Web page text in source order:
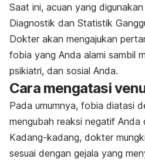
Saat ini, acuan yang
Diagnostik dan Statistik
Dokter akan mengajukan
fobia yang Anda alami sambil
psikiatri, dan sosial Anda.
Cara mengatasi
Pada umumnya, fobia diatasi
mengubah reaksi negatif Anda
Kadang-kadang, dokter
sesuai dengan gejala yang